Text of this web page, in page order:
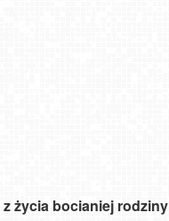
z życia bocianiej rodziny